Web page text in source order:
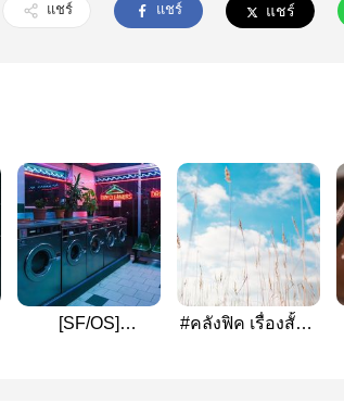
แชร์ แชร์ แชร์
[SF/OS]
#คลังฟิค เรื่องสั้น -